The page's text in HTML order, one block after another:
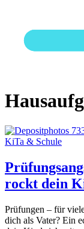
KiTa & Schule
rockt dein
Prüfungen – für
dich als Vater? Ein